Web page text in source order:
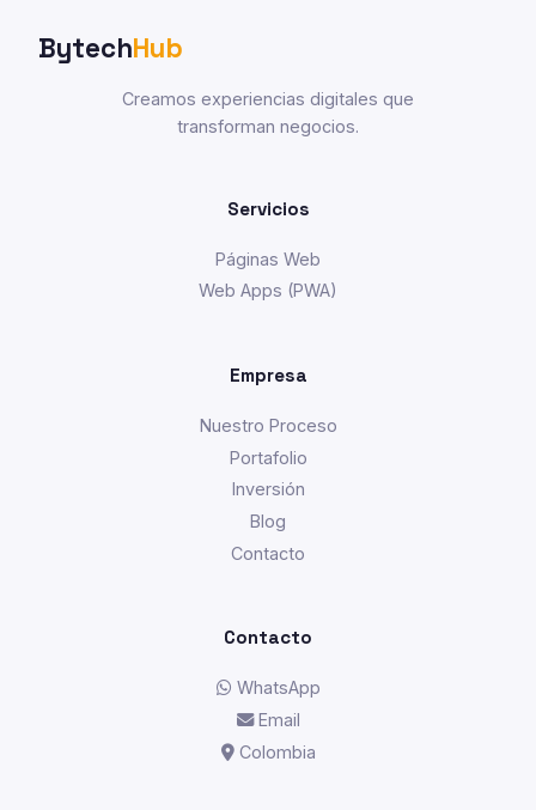
BytechHub
Creamos experiencias digitales que
transforman negocios.
Servicios
Páginas Web
Web Apps (PWA)
Empresa
Nuestro Proceso
Portafolio
Inversión
Blog
Contacto
Contacto
WhatsApp
Email
Colombia